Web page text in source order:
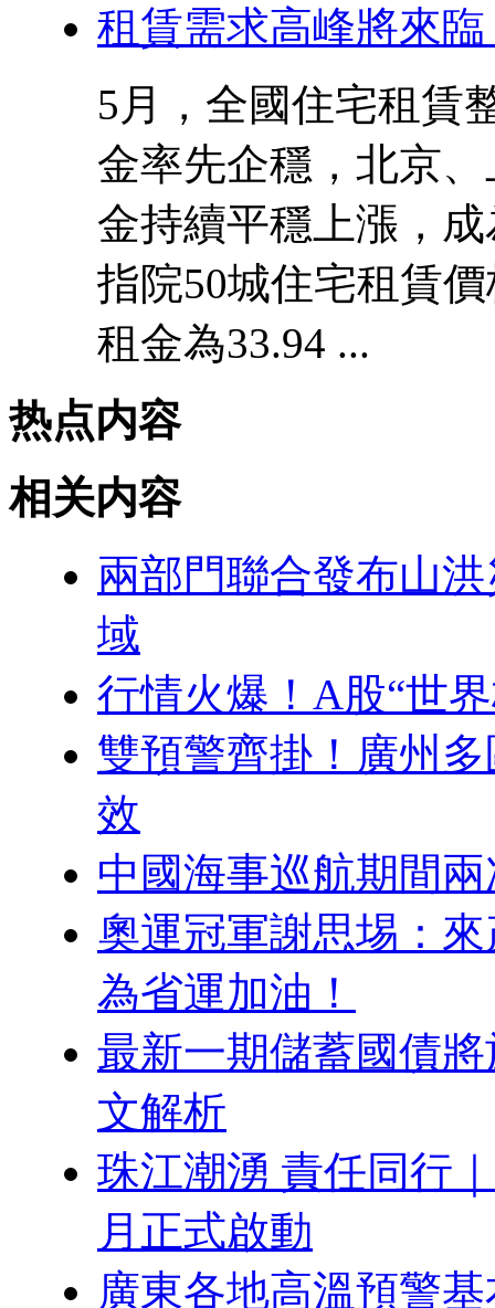
租賃需求高峰將來
5月，全國住宅租賃
金率先企穩，北京
金持續平穩上漲，
指院50城住宅租賃
租金為33.94 ...
热点内容
相关内容
兩部門聯合發布山
域
行情火爆！A股“世
雙預警齊掛！廣州
效
中國海事巡航期間
奧運冠軍謝思埸：
為省運加油！
最新一期儲蓄國債
文解析
珠江潮湧 責任同行
月正式啟動
廣東各地高溫預警